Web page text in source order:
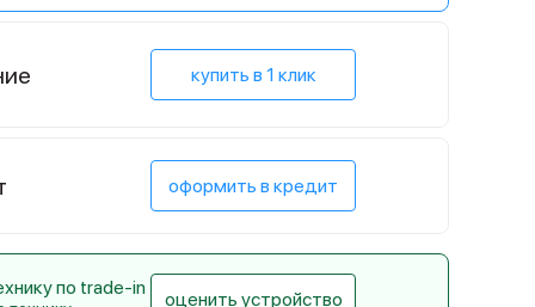
купить в 1 клик
оформить в кредит
по trade-in
оценить устройство